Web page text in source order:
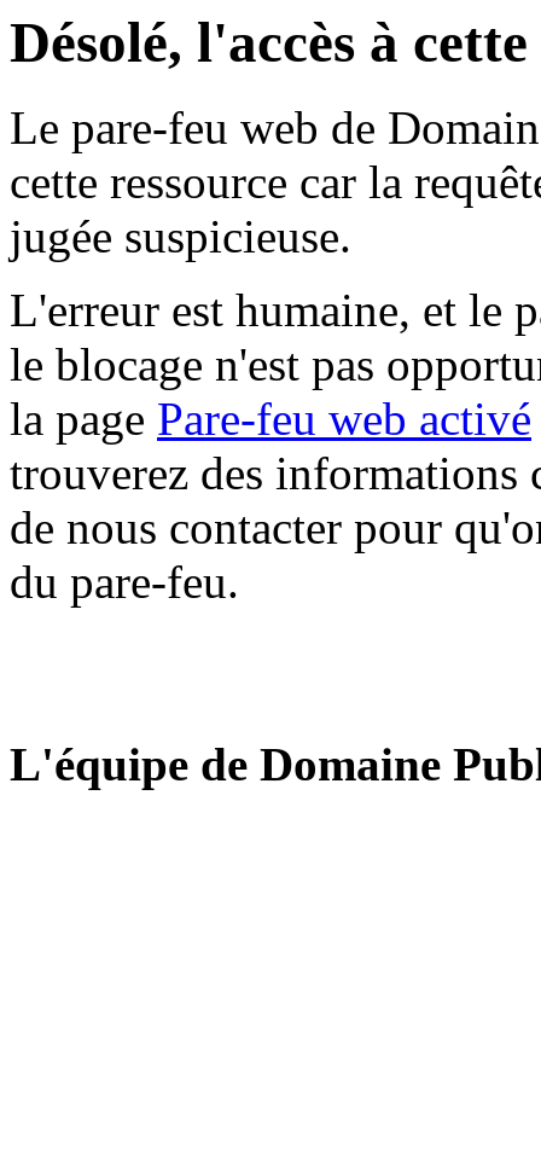
Désolé, l'accès à
Le pare-feu web de
cette ressource car la
jugée suspicieuse.
L'erreur est humaine, et le
le blocage n'est pas
la page Pare-feu web activé
trouverez des informations
de nous contacter pour
du pare-feu.
L'équipe de Domaine